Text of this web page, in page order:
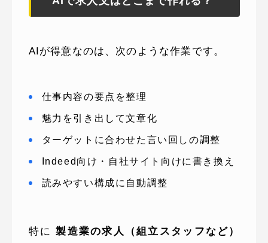
AIが得意なのは、次のような作業です。
仕事内容の要点を整理
魅力を引き出して文章化
ターゲットに合わせた言い回しの調整
Indeed向け・自社サイト向けに書き換え
読みやすい構成に自動調整
特に製造業の求人（組立スタッフなど）